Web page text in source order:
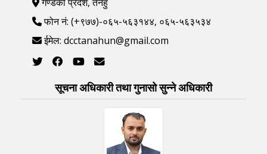
गण्डकी प्रदेश, तनहुँ
फोन नं: (+९७७)-०६५-५६३१४४, ०६५-५६३५३४
ईमेल: dcctanahun@gmail.com
सूचना अधिकारी तथा गुनासो सुन्‍ने अधिकारी